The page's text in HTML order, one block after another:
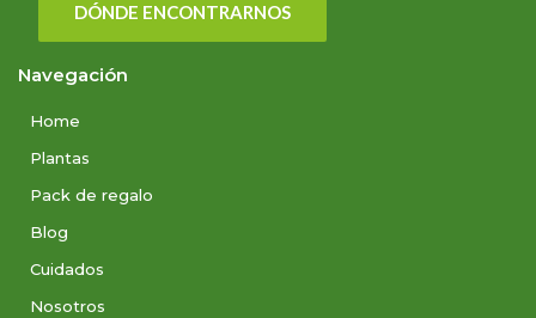
DÓNDE ENCONTRARNOS
Navegación
Home
Plantas
Pack de regalo
Blog
Cuidados
Nosotros